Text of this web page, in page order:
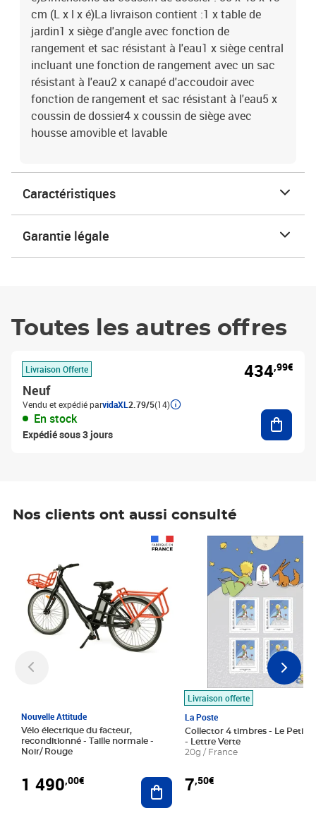
cm (L x l x é)La livraison contient :1 x table de
jardin1 x siège d'angle avec fonction de
rangement et sac résistant à l'eau1 x siège central
incluant une fonction de rangement avec un sac
résistant à l'eau2 x canapé d'accoudoir avec
fonction de rangement et sac résistant à l'eau5 x
coussin de dossier4 x coussin de siège avec
housse amovible et lavable
Caractéristiques
Garantie légale
Toutes les autres offres
Livraison Offerte
Neuf
Vendu et expédié parvidaXL 2.79/5(14)
En stock
Expédié sous 3 jours
434,99€
Nos clients ont aussi consulté
Nouvelle Attitude
Vélo électrique du facteur,
reconditionné - Taille normale -
Noir/ Rouge
1 490,00€ Ajouter au panier
Livraison offerte
La Poste
Collector 4 timbres - Le Petit
- Lettre Verte
20g / France
7,50€
Prix 7,50€